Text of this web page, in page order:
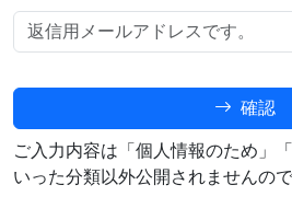
確認
ご入力内容は「個人情報のため」
いった分類以外公開されませんの